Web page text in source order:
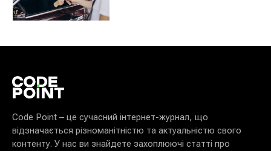
Code Point – це сучасний інтернет-журнал, що
відзначається різноманітністю та актуальністю свого
контенту. У нас ви знайдете захоплюючі статті про